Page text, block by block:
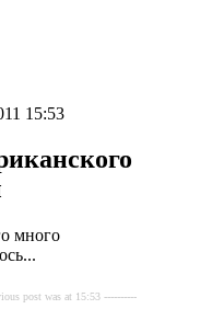
15:53
много
post was at 15:53 ----------